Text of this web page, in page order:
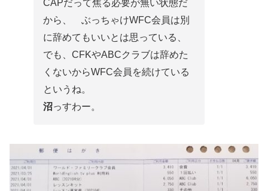
CAPだって焦る必要が無い状態だ
から、 ぶっちゃけWFC会員は別
に辞めてもいいとは思っている、
でも、CFKやABCクラブは辞めた
くないからWFC会員を続けている
というね。
沼っすわー。